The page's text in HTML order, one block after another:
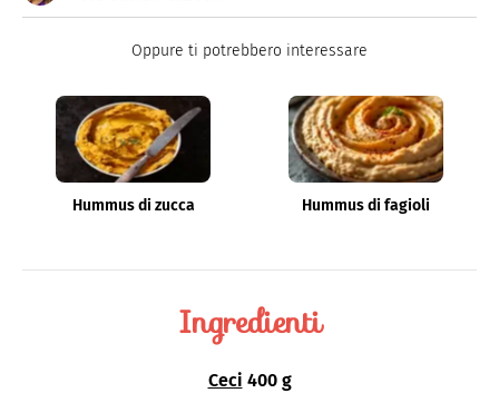
Gastronauta e creativa, dal 2021 con
un lavoro.Oppure ti potrebbero interessare
Hummus di zucca Hummus di fagioli
Ingredienti
Ceci 400 g